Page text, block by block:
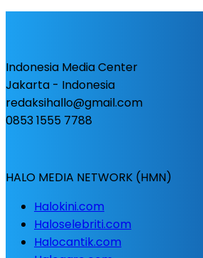
Indonesia Media Center
Jakarta - Indonesia
redaksihallo@gmail.com
0853 1555 7788
HALO MEDIA NETWORK (HMN)
Halokini.com
Haloselebriti.com
Halocantik.com